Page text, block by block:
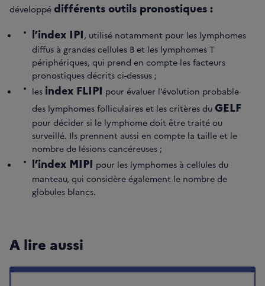
développé différents outils pronostiques :
l’index IPI, utilisé notamment pour les lymphomes
diffus à grandes cellules B et les lymphomes T
périphériques, qui prend en compte les facteurs
pronostiques décrits ci-dessus ;
les index FLIPI pour évaluer l’évolution probable
des lymphomes folliculaires et les critères du GELF
pour décider si le lymphome doit être traité ou
surveillé. Ils prennent aussi en compte la taille et le
nombre de lésions cancéreuses ;
l’index MIPI pour les lymphomes à cellules du
manteau, qui considère également le nombre de
globules blancs.
A lire aussi